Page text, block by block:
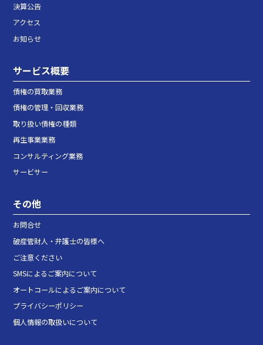
決算公告
アクセス
お知らせ
サービス概要
債権の買取業務
債権の管理・回収業務
取り扱い債権の種類
再生事業業務
コンサルティング業務
サービサー
その他
お問合せ
破産管財人・弁護士の皆様へ
ご注意ください
SMSによるご案内について
オートコールによるご案内について
プライバシーポリシー
個人情報の取扱いについて